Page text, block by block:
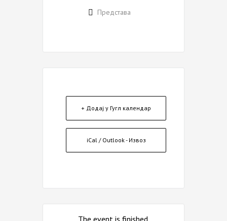
Представа
+ Додај у Гугл календар
iCal / Outlook - Извоз
The event is finished.